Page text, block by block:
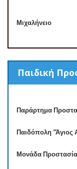
Μιχαλήνειο
Παιδική
Παράρτημα
Παιδόπολη “Άγιος
Μονάδα